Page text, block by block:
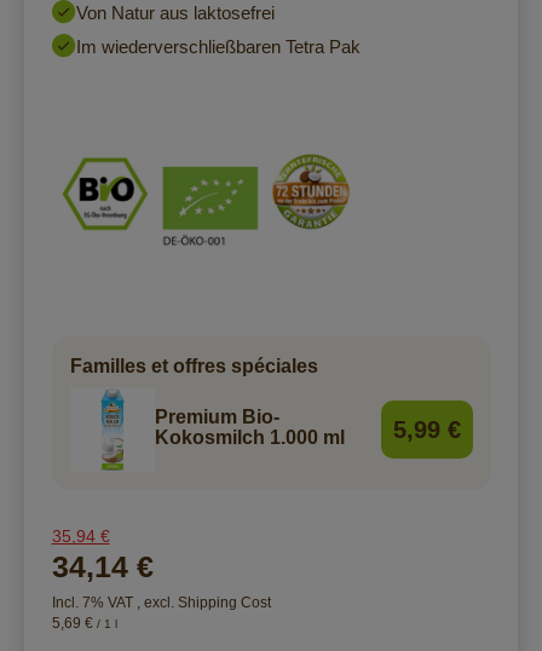
Von Natur aus laktosefrei
Im wiederverschließbaren Tetra Pak
Familles et offres spéciales
Premium Bio-
Kokosmilch 1.000 ml
5,99 €
35,94 €
34,14 €
Incl. 7% VAT excl. Shipping Cost
5,69 €/ 1 l